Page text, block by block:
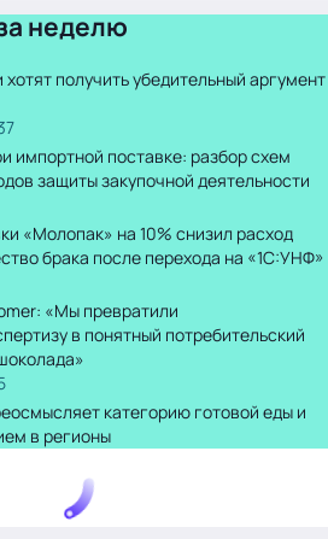
неделю
получить убедительный аргумент
импортной поставке: разбор схем
защиты закупочной деятельности
«Молопак» на 10% снизил расход
брака после перехода на «1С:УНФ»
«Мы превратили
в понятный потребительский
категорию готовой еды и
в регионы